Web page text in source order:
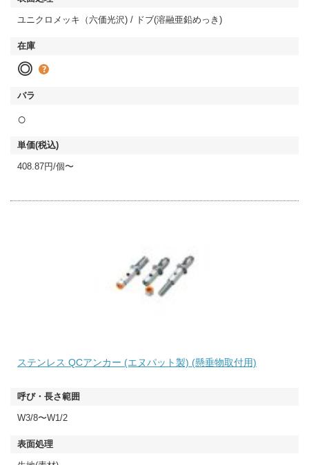
ユニクロメッキ（六価光沢) / ドブ(溶融亜鉛めっき)
◎
○
408.87円/個〜
ステンレス QCアンカー (エヌパット製) (懸垂物取付用)
W3/8〜W1/2